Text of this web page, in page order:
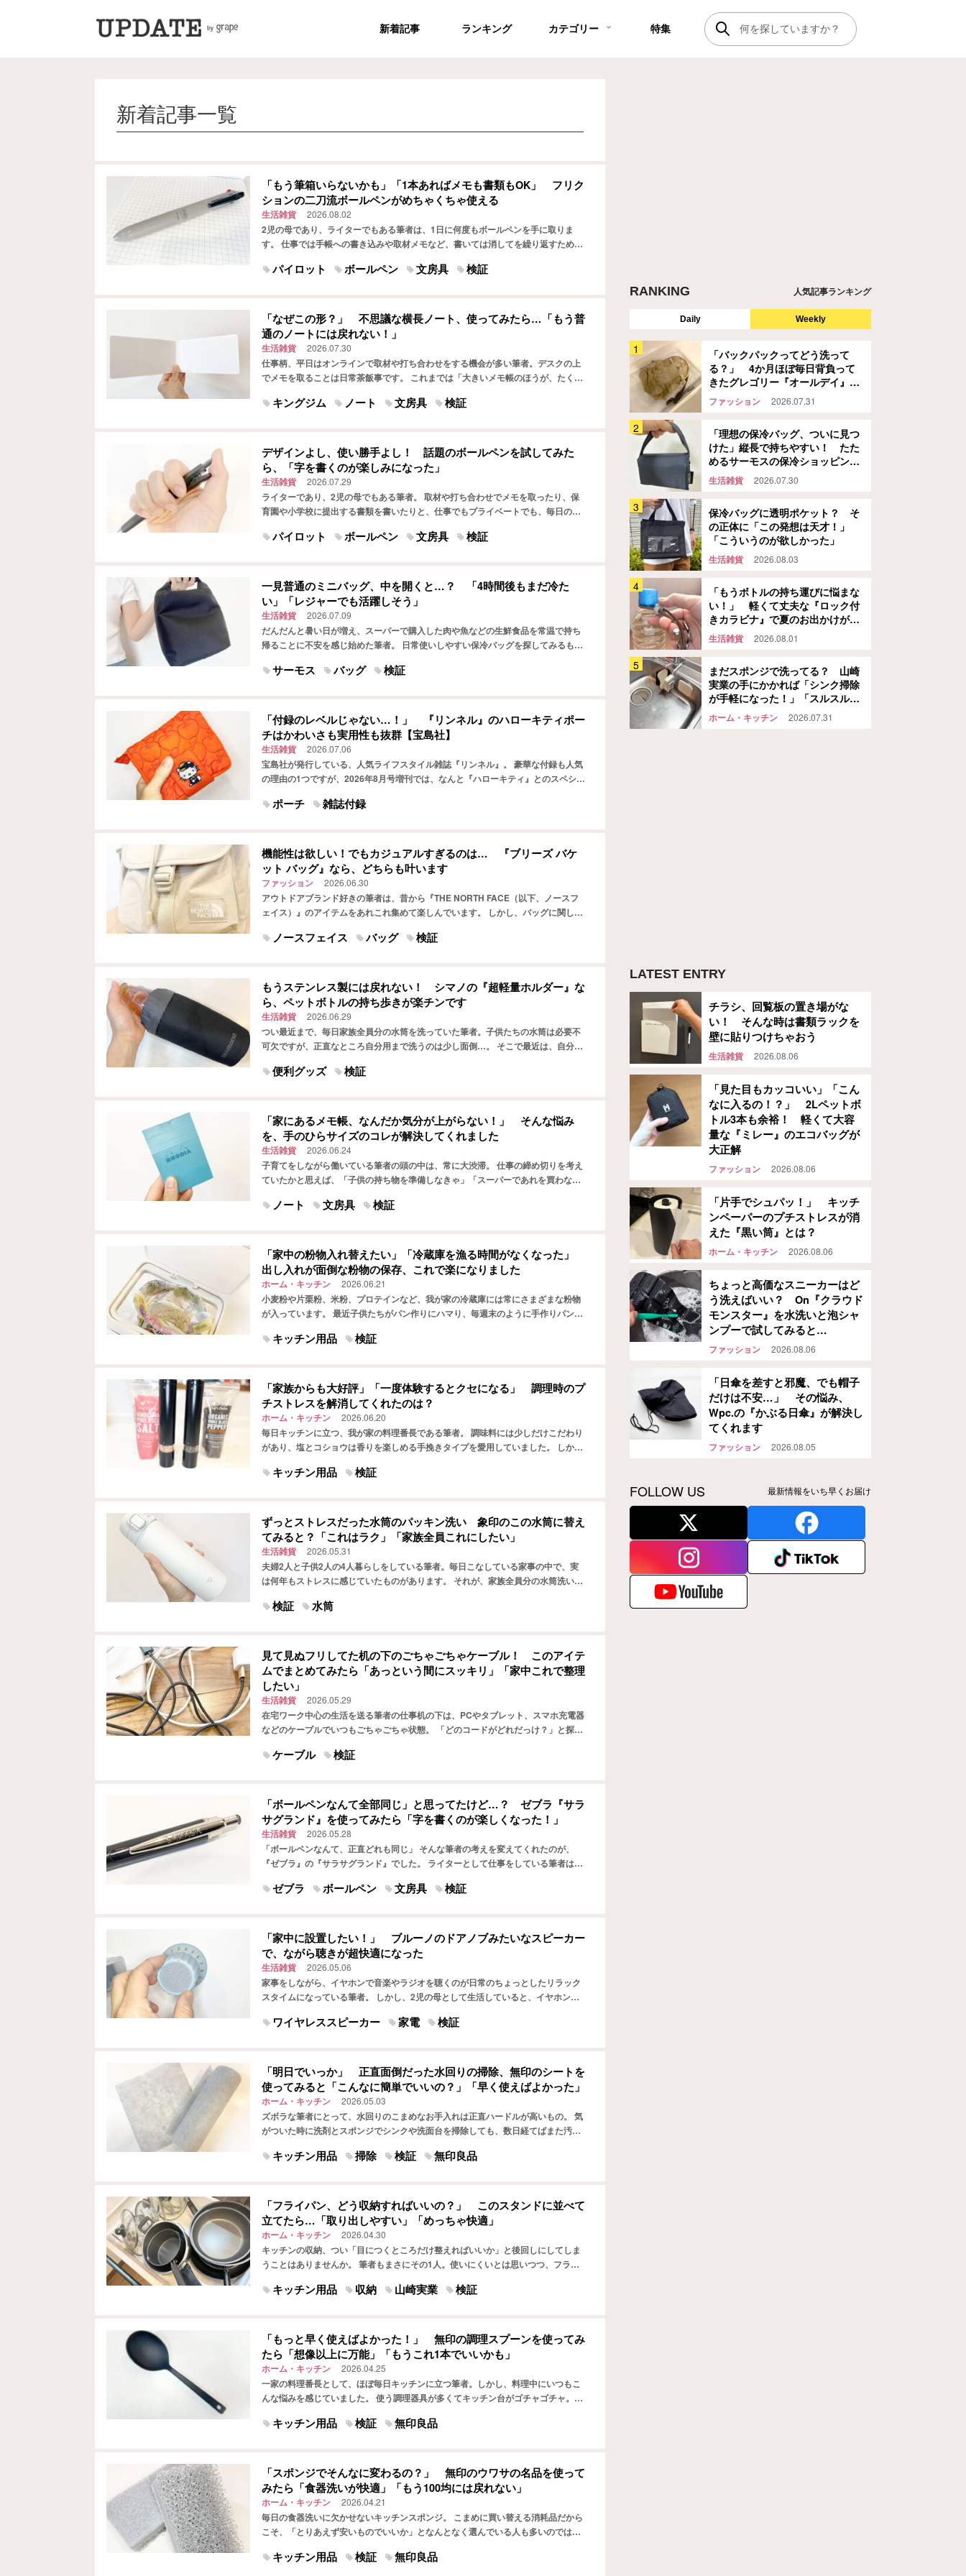
新着記事 ランキング カテゴリー 特集
新着記事一覧
「もう筆箱いらないかも」「1本あればメモも書類もOK」 フリク
ションの二刀流ボールペンがめちゃくちゃ使える
生活雑貨 2026.08.02
2児の母であり、ライターでもある筆者は、1日に何度もボールペンを手に取りま
す。 仕事では手帳への書き込みや取材メモなど、書いては消してを繰り返すため、
パイロット ボールペン 文房具 検証
「なぜこの形？」 不思議な横長ノート、使ってみたら…「もう普
通のノートには戻れない！」
生活雑貨 2026.07.30
仕事柄、平日はオンラインで取材や打ち合わせをする機会が多い筆者。デスクの上
でメモを取ることは日常茶飯事です。 これまでは「大きいメモ帳のほうが、たくさ
キングジム ノート 文房具 検証
デザインよし、使い勝手よし！ 話題のボールペンを試してみた
ら、「字を書くのが楽しみになった」
生活雑貨 2026.07.29
ライターであり、2児の母でもある筆者。 取材や打ち合わせでメモを取ったり、保
育園や小学校に提出する書類を書いたりと、仕事でもプライベートでも、毎日のよ
パイロット ボールペン 文房具 検証
一見普通のミニバッグ、中を開くと…？ 「4時間後もまだ冷た
い」「レジャーでも活躍しそう」
生活雑貨 2026.07.09
だんだんと暑い日が増え、スーパーで購入した肉や魚などの生鮮食品を常温で持ち
帰ることに不安を感じ始めた筆者。 日常使いしやすい保冷バッグを探してみるもの
サーモス バッグ 検証
「付録のレベルじゃない…！」 『リンネル』のハローキティポー
チはかわいさも実用性も抜群【宝島社】
生活雑貨 2026.07.06
宝島社が発行している、人気ライフスタイル雑誌『リンネル』。 豪華な付録も人気
の理由の1つですが、2026年8月号増刊では、なんと『ハローキティ』とのスペシャ
ポーチ 雑誌付録
機能性は欲しい！でもカジュアルすぎるのは… 『ブリーズ バケ
ット バッグ』なら、どちらも叶います
ファッション 2026.06.30
アウトドアブランド好きの筆者は、昔から『THE NORTH FACE（以下、ノースフ
ェイス）』のアイテムをあれこれ集めて楽しんでいます。 しかし、バッグに関して
ノースフェイス バッグ 検証
もうステンレス製には戻れない！ シマノの『超軽量ホルダー』な
ら、ペットボトルの持ち歩きが楽チンです
生活雑貨 2026.06.29
つい最近まで、毎日家族全員分の水筒を洗っていた筆者。子供たちの水筒は必要不
可欠ですが、正直なところ自分用まで洗うのは少し面倒…。 そこで最近は、自分の
便利グッズ 検証
「家にあるメモ帳、なんだか気分が上がらない！」 そんな悩み
を、手のひらサイズのコレが解決してくれました
生活雑貨 2026.06.24
子育てをしながら働いている筆者の頭の中は、常に大渋滞。 仕事の締め切りを考え
ていたかと思えば、「子供の持ち物を準備しなきゃ」「スーパーであれを買わない
ノート 文房具 検証
「家中の粉物入れ替えたい」「冷蔵庫を漁る時間がなくなった」
出し入れが面倒な粉物の保存、これで楽になりました
ホーム・キッチン 2026.06.21
小麦粉や片栗粉、米粉、プロテインなど、我が家の冷蔵庫には常にさまざまな粉物
が入っています。 最近子供たちがパン作りにハマり、毎週末のように手作りパンを
キッチン用品 検証
「家族からも大好評」「一度体験するとクセになる」 調理時のプ
チストレスを解消してくれたのは？
ホーム・キッチン 2026.06.20
毎日キッチンに立つ、我が家の料理番長である筆者。 調味料には少しだけこだわり
があり、塩とコショウは香りを楽しめる手挽きタイプを愛用していました。 しか
キッチン用品 検証
ずっとストレスだった水筒のパッキン洗い 象印のこの水筒に替え
てみると？「これはラク」「家族全員これにしたい」
生活雑貨 2026.05.31
夫婦2人と子供2人の4人暮らしをしている筆者。毎日こなしている家事の中で、実
は何年もストレスに感じていたものがあります。 それが、家族全員分の水筒洗いで
検証 水筒
見て見ぬフリしてた机の下のごちゃごちゃケーブル！ このアイテ
ムでまとめてみたら「あっという間にスッキリ」「家中これで整理
したい」
生活雑貨 2026.05.29
在宅ワーク中心の生活を送る筆者の仕事机の下は、PCやタブレット、スマホ充電器
などのケーブルでいつもごちゃごちゃ状態。 「どのコードがどれだっけ？」と探す
ケーブル 検証
「ボールペンなんて全部同じ」と思ってたけど…？ ゼブラ『サラ
サグランド』を使ってみたら「字を書くのが楽しくなった！」
生活雑貨 2026.05.28
「ボールペンなんて、正直どれも同じ」 そんな筆者の考えを変えてくれたのが、
『ゼブラ』の『サラサグランド』でした。 ライターとして仕事をしている筆者は、
ゼブラ ボールペン 文房具 検証
「家中に設置したい！」 ブルーノのドアノブみたいなスピーカー
で、ながら聴きが超快適になった
生活雑貨 2026.05.06
家事をしながら、イヤホンで音楽やラジオを聴くのが日常のちょっとしたリラック
スタイムになっている筆者。 しかし、2児の母として生活していると、イヤホンを
ワイヤレススピーカー 家電 検証
「明日でいっか」 正直面倒だった水回りの掃除、無印のシートを
使ってみると「こんなに簡単でいいの？」「早く使えばよかった」
ホーム・キッチン 2026.05.03
ズボラな筆者にとって、水回りのこまめなお手入れは正直ハードルが高いもの。 気
がついた時に洗剤とスポンジでシンクや洗面台を掃除しても、数日経てばまた汚れ
キッチン用品 掃除 検証 無印良品
「フライパン、どう収納すればいいの？」 このスタンドに並べて
立てたら…「取り出しやすい」「めっちゃ快適」
ホーム・キッチン 2026.04.30
キッチンの収納、つい「目につくところだけ整えればいいか」と後回しにしてしま
うことはありませんか。 筆者もまさにその1人。使いにくいとは思いつつ、フライ
キッチン用品 収納 山崎実業 検証
「もっと早く使えばよかった！」 無印の調理スプーンを使ってみ
たら「想像以上に万能」「もうこれ1本でいいかも」
ホーム・キッチン 2026.04.25
一家の料理番長として、ほぼ毎日キッチンに立つ筆者。しかし、料理中にいつもこ
んな悩みを感じていました。 使う調理器具が多くてキッチン台がゴチャゴチャ。洗
キッチン用品 検証 無印良品
「スポンジでそんなに変わるの？」 無印のウワサの名品を使って
みたら「食器洗いが快適」「もう100均には戻れない」
ホーム・キッチン 2026.04.21
毎日の食器洗いに欠かせないキッチンスポンジ。 こまめに買い替える消耗品だから
こそ、「とりあえず安いものでいいか」となんとなく選んでいる人も多いのではな
キッチン用品 検証 無印良品
RANKING 人気記事ランキング
Daily Weekly
HDMIの悩みを『カチッ』と解決
するアイテムに「めっちゃラク」
の正体に「この発想は天才！」
「こういうのが欲しかった」
生活感丸出しの蚊取り線香がおし
戦いはコレで制します！
「理想の保冷バッグ、ついに見つ
バッグ
生活雑貨 2026.07.30
ファッション 2026.07.31
「バックパックってどう洗って
る？」 4か月ほぼ毎日背負って
きたグレゴリー『オールデイ』
を…
ファッション 2026.07.31
「理想の保冷バッグ、ついに見つ
けた」縦長で持ちやすい！ たた
めるサーモスの保冷ショッピング
バッグ
生活雑貨 2026.07.30
保冷バッグに透明ポケット？ そ
の正体に「この発想は天才！」
「こういうのが欲しかった」
生活雑貨 2026.08.03
「もうボトルの持ち運びに悩まな
い！」 軽くて丈夫な『ロック付
きカラビナ』で夏のお出かけが快
適になる
生活雑貨 2026.08.01
まだスポンジで洗ってる？ 山崎
実業の手にかかれば「シンク掃除
が手軽になった！」「スルスル洗
えて気持ちいい！」
ホーム・キッチン 2026.07.31
LATEST ENTRY
チラシ、回覧板の置き場がな
い！ そんな時は書類ラックを
壁に貼りつけちゃおう
生活雑貨 2026.08.06
「見た目もカッコいい」「こん
なに入るの！？」 2Lペットボ
トル3本も余裕！ 軽くて大容
量な『ミレー』のエコバッグが
大正解
ファッション 2026.08.06
「片手でシュパッ！」 キッチ
ンペーパーのプチストレスが消
えた『黒い筒』とは？
ホーム・キッチン 2026.08.06
ちょっと高価なスニーカーはど
う洗えばいい？ On『クラウド
モンスター』を水洗いと泡シャ
ンプーで試してみると…
ファッション 2026.08.06
「日傘を差すと邪魔、でも帽子
だけは不安…」 その悩み、
Wpc.の『かぶる日傘』が解決し
てくれます
ファッション 2026.08.05
FOLLOW US 最新情報をいち早くお届け